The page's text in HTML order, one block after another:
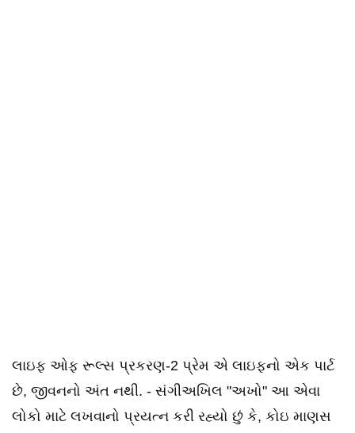
લાઇફ ઓફ રૂલ્સ પ્રકરણ-2 પ્રેમ એ લાઇફનો એક પાર્ટ
છે, જીવનનો અંત નથી. - સંગીઅખિલ "અખો" આ એવા
લોકો માટે લખવાનો પ્રયત્ન કરી રહ્યો છું કે, કોઇ માણસ